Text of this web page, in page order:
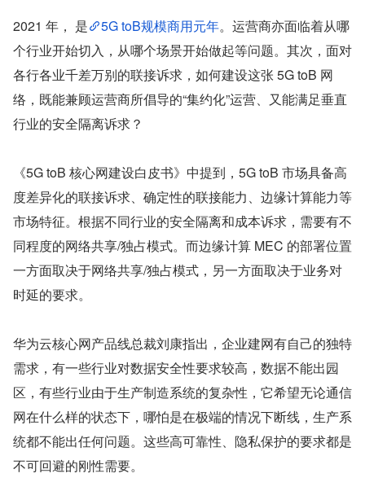
2021 年， 是 5G toB规模商用元年。运营商亦面临着从哪
个行业开始切入，从哪个场景开始做起等问题。其次，面对
各行各业千差万别的联接诉求，如何建设这张 5G toB 网
络，既能兼顾运营商所倡导的“集约化”运营、又能满足垂直
行业的安全隔离诉求？
《5G toB 核心网建设白皮书》中提到，5G toB 市场具备高
度差异化的联接诉求、确定性的联接能力、边缘计算能力等
市场特征。根据不同行业的安全隔离和成本诉求，需要有不
同程度的网络共享/独占模式。而边缘计算 MEC 的部署位置
一方面取决于网络共享/独占模式，另一方面取决于业务对
时延的要求。
华为云核心网产品线总裁刘康指出，企业建网有自己的独特
需求，有一些行业对数据安全性要求较高，数据不能出园
区，有些行业由于生产制造系统的复杂性，它希望无论通信
网在什么样的状态下，哪怕是在极端的情况下断线，生产系
统都不能出任何问题。这些高可靠性、隐私保护的要求都是
不可回避的刚性需要。